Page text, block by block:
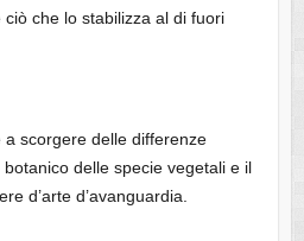
ciò che lo stabilizza al di fuori
scorgere delle differenze
delle specie vegetali e il
d’arte d’avanguardia.